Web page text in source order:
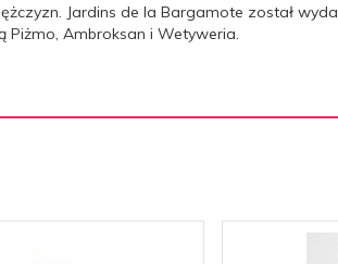
Jardins de la Bargamote został
Piżmo, Ambroksan i Wetyweria.